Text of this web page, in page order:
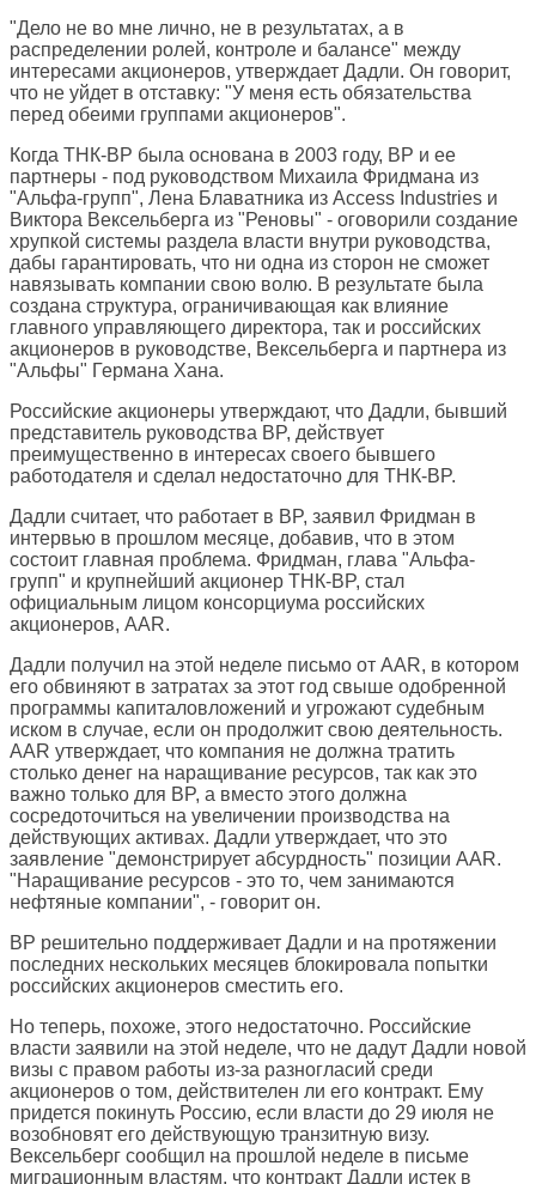
"Дело не во мне лично, не в результатах, а в
распределении ролей, контроле и балансе" между
интересами акционеров, утверждает Дадли. Он говорит,
что не уйдет в отставку: "У меня есть обязательства
перед обеими группами акционеров".
Когда ТНК-BP была основана в 2003 году, BP и ее
партнеры - под руководством Михаила Фридмана из
"Альфа-групп", Лена Блаватника из Access Industries и
Виктора Вексельберга из "Реновы" - оговорили создание
хрупкой системы раздела власти внутри руководства,
дабы гарантировать, что ни одна из сторон не сможет
навязывать компании свою волю. В результате была
создана структура, ограничивающая как влияние
главного управляющего директора, так и российских
акционеров в руководстве, Вексельберга и партнера из
"Альфы" Германа Хана.
Российские акционеры утверждают, что Дадли, бывший
представитель руководства BP, действует
преимущественно в интересах своего бывшего
работодателя и сделал недостаточно для ТНК-BP.
Дадли считает, что работает в BP, заявил Фридман в
интервью в прошлом месяце, добавив, что в этом
состоит главная проблема. Фридман, глава "Альфа-
групп" и крупнейший акционер ТНК-BP, стал
официальным лицом консорциума российских
акционеров, AAR.
Дадли получил на этой неделе письмо от AAR, в котором
его обвиняют в затратах за этот год свыше одобренной
программы капиталовложений и угрожают судебным
иском в случае, если он продолжит свою деятельность.
AAR утверждает, что компания не должна тратить
столько денег на наращивание ресурсов, так как это
важно только для BP, а вместо этого должна
сосредоточиться на увеличении производства на
действующих активах. Дадли утверждает, что это
заявление "демонстрирует абсурдность" позиции AAR.
"Наращивание ресурсов - это то, чем занимаются
нефтяные компании", - говорит он.
BP решительно поддерживает Дадли и на протяжении
последних нескольких месяцев блокировала попытки
российских акционеров сместить его.
Но теперь, похоже, этого недостаточно. Российские
власти заявили на этой неделе, что не дадут Дадли новой
визы с правом работы из-за разногласий среди
акционеров о том, действителен ли его контракт. Ему
придется покинуть Россию, если власти до 29 июля не
возобновят его действующую транзитную визу.
Вексельберг сообщил на прошлой неделе в письме
миграционным властям, что контракт Дадли истек в